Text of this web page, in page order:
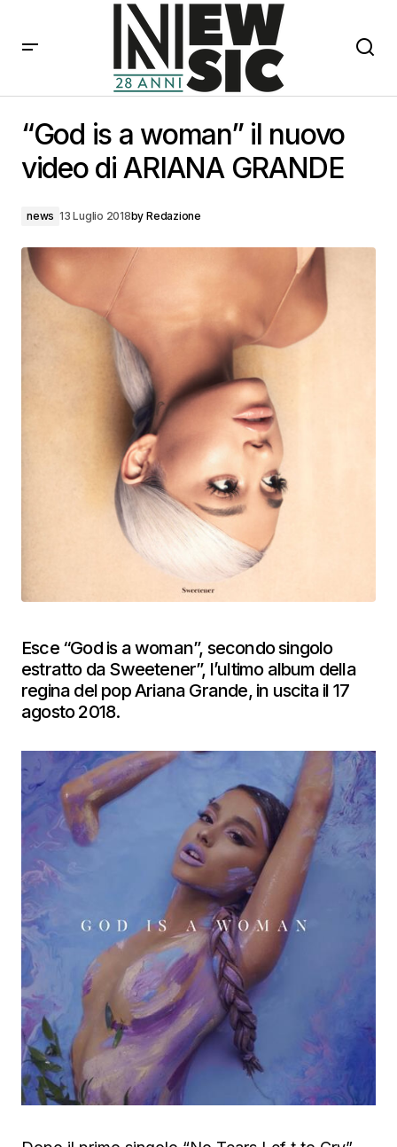
“God is a woman” il nuovo
video di ARIANA GRANDE
news 13 Luglio 2018by Redazione
Esce “God is a woman”, secondo singolo
estratto da Sweetener”, l’ultimo album della
regina del pop Ariana Grande, in uscita il 17
agosto 2018.